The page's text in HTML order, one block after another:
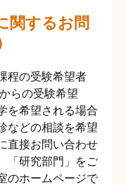
関するお問
程の受験希望者
らの受験希望
を希望される場合
などの相談を希望
直接お問い合わせ
「研究部門」をご
のホームページで